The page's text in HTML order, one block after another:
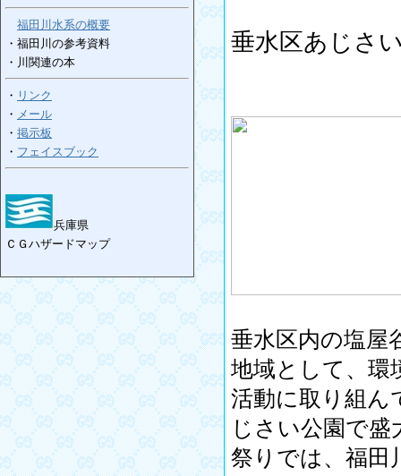
福田川水系の概要
・福田川の参考資料
・川関連の本
・ リンク
・ メール
・ 掲示板
・ フェイスブック
兵庫県
ＣＧハザードマップ
垂水区あじさ
垂水区内の塩屋
地域として、環
活動に取り組ん
じさい公園で
祭りでは、福田